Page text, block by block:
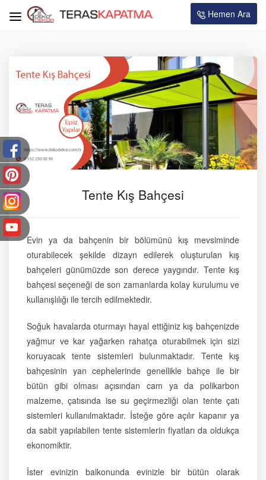
Hemen Ara
Tente Kış Bahçesi
Evin ya da bahçenin bir bölümünü kış mevsiminde
oturabilecek şekilde dizayn edilerek oluşturulan kış
bahçeleri günümüzde son derece yaygındır. Tente kış
bahçesi seçeneği de son zamanlarda kolay kurulumu ve
kullanışlılığı ile tercih edilmektedir.
Soğuk havalarda oturmayı hayal ettiğiniz kış bahçenizde
yağmur ve kar yağarken rahatça oturabilmek için sizi
koruyacak tente sistemleri bulunmaktadır. Tente kış
bahçesinin yan cephelerinde genellikle bahçe ile bir
bütün gibi olması açısından cam ya da polikarbon
malzeme, çatısında ise su geçirmezliği olan tente çatı
sistemleri kullanılmaktadır. İsteğe göre açılır kapanır ya
da sabit yapılabilen tente sistemlerin fiyatları da oldukça
ekonomiktir.
İster evinizin balkonunda evinizle bir bütün olarak